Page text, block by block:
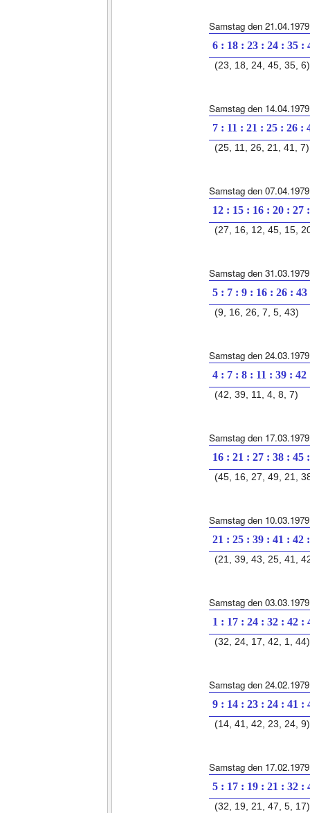
Samstag den 21.04.1979
6 : 18 : 23 : 24 : 35 :
(23, 18, 24, 45, 35, 6)
Samstag den 14.04.1979
7 : 11 : 21 : 25 : 26 :
(25, 11, 26, 21, 41, 7)
Samstag den 07.04.1979
12 : 15 : 16 : 20 : 27
(27, 16, 12, 45, 15,
Samstag den 31.03.1979
5 : 7 : 9 : 16 : 26 : 43
(9, 16, 26, 7, 5, 43)
Samstag den 24.03.1979
4 : 7 : 8 : 11 : 39 : 42
(42, 39, 11, 4, 8, 7)
Samstag den 17.03.1979
16 : 21 : 27 : 38 : 45
(45, 16, 27, 49, 21,
Samstag den 10.03.1979
21 : 25 : 39 : 41 : 42
(21, 39, 43, 25, 41,
Samstag den 03.03.1979
1 : 17 : 24 : 32 : 42 :
(32, 24, 17, 42, 1, 44)
Samstag den 24.02.1979
9 : 14 : 23 : 24 : 41 :
(14, 41, 42, 23, 24, 9)
Samstag den 17.02.1979
5 : 17 : 19 : 21 : 32 :
(32, 19, 21, 47, 5, 17)